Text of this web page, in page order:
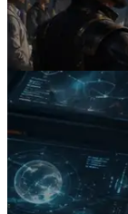
にその場で
この記事を読む